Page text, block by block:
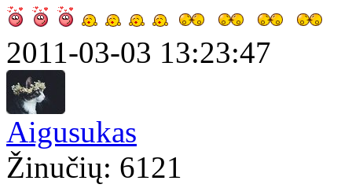
2011-03-03 13:23:47
Aigusukas
Žinučių: 6121